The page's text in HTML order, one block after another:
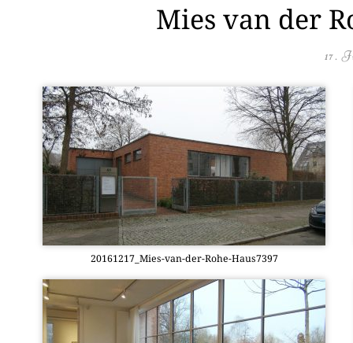
Mies van der
17.
20161217_­Mies-van-der-Rohe-Haus7397